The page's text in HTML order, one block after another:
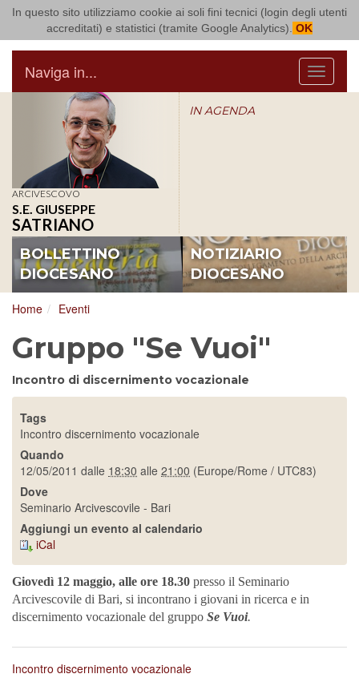
In questo sito utilizziamo cookie ai soli fini tecnici (login degli utenti
accreditati) e statistici (tramite Google Analytics). OK
Arcidiocesi di Bari Bitonto
Menu
Naviga in...
ARCIVESCOVO
S.E. GIUSEPPE
SATRIANO
IN AGENDA
BOLLETTINO
DIOCESANO
NOTIZIARIO
DIOCESANO
Home Eventi
Gruppo "Se Vuoi"
Incontro di discernimento vocazionale
Tags
Incontro discernimento vocazionale
Quando
12/05/2011 dalle 18:30 alle 21:00 (Europe/Rome / UTC83)
Dove
Seminario Arcivescovile - Bari
Aggiungi un evento al calendario
iCal
Giovedì 12 maggio, alle ore 18.30 presso il Seminario
Arcivescovile di Bari, si incontrano i giovani in ricerca e in
discernimento vocazionale del gruppo Se Vuoi.
Incontro discernimento vocazionale